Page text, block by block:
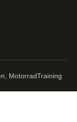
MotorradTraining